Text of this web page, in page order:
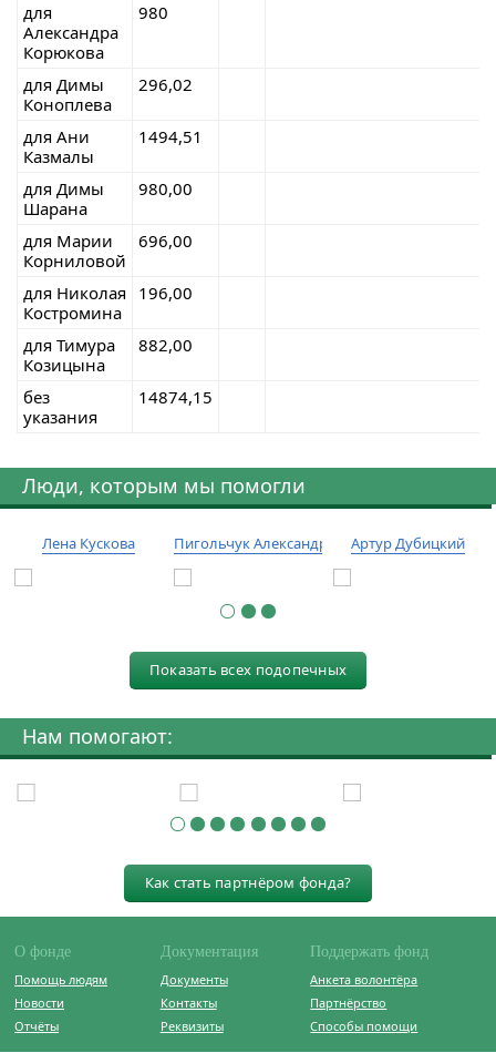
для
Александра
Корюкова
980
для Димы
Коноплева
296,02
для Ани
Казмалы
1494,51
для Димы
Шарана
980,00
для Марии
Корниловой
696,00
для Николая
Костромина
196,00
для Тимура
Козицына
882,00
без
указания
14874,15
Люди, которым мы помогли
Лена Кускова Пигольчук Александр Артур Дубицкий
Показать всех подопечных
Нам помогают:
Как стать партнёром фонда?
О фонде
Помощь людям
Новости
Отчёты
Документация
Документы
Контакты
Реквизиты
Поддержать фонд
Анкета волонтёра
Партнёрство
Способы помощи